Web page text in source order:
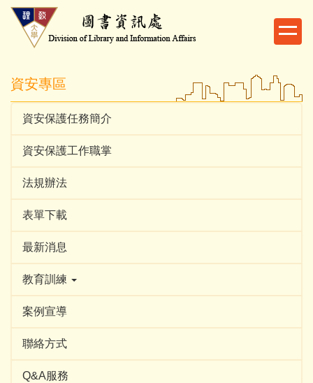
跳
內
容
資安專區
資安保護任務簡介
資安保護工作職掌
法規辦法
表單下載
最新消息
教育訓練
案例宣導
聯絡方式
Q&A服務